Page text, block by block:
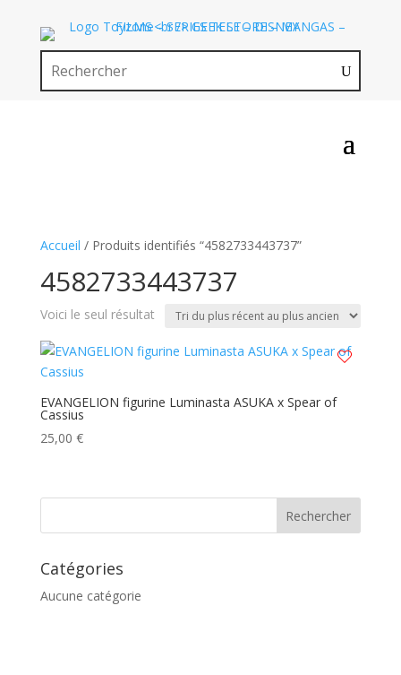
Accueil / Produits identifiés “4582733443737”
4582733443737
Voici le seul résultat
EVANGELION figurine Luminasta ASUKA x Spear of
Cassius
25,00 €
Catégories
Aucune catégorie